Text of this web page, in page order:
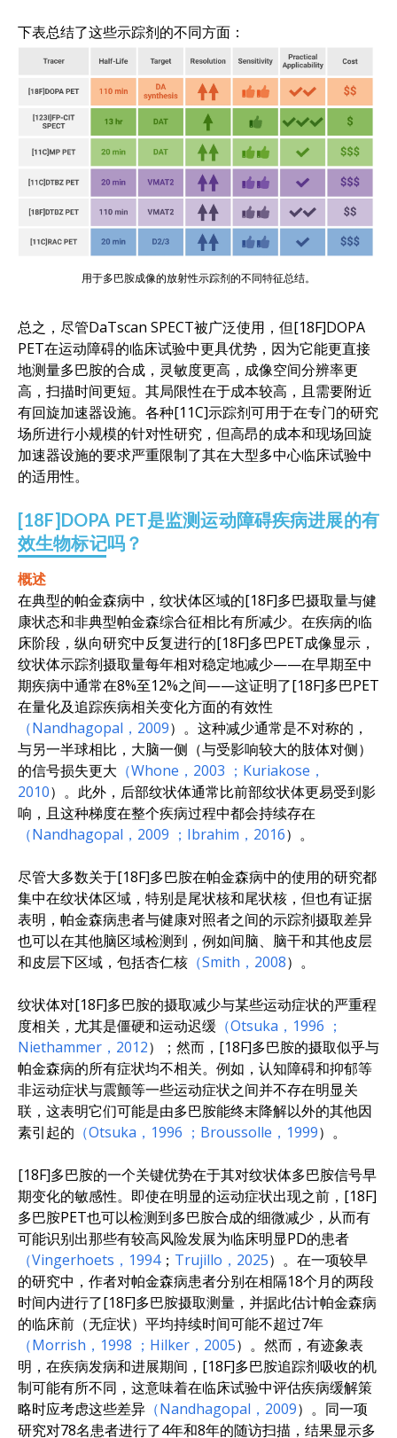
下表总结了这些示踪剂的不同方面：
用于多巴胺成像的放射性示踪剂的不同特征总结。
总之，尽管DaTscan SPECT被广泛使用，但[18F]DOPA
PET在运动障碍的临床试验中更具优势，因为它能更直接
地测量多巴胺的合成，灵敏度更高，成像空间分辨率更
高，扫描时间更短。其局限性在于成本较高，且需要附近
有回旋加速器设施。各种[11C]示踪剂可用于在专门的研究
场所进行小规模的针对性研究，但高昂的成本和现场回旋
加速器设施的要求严重限制了其在大型多中心临床试验中
的适用性。
[18F]DOPA PET是监测运动障碍疾病进展的有
效生物标记吗？
概述
在典型的帕金森病中，纹状体区域的[18F]多巴摄取量与健
康状态和非典型帕金森综合征相比有所减少。在疾病的临
床阶段，纵向研究中反复进行的[18F]多巴PET成像显示，
纹状体示踪剂摄取量每年相对稳定地减少——在早期至中
期疾病中通常在8%至12%之间——这证明了[18F]多巴PET
在量化及追踪疾病相关变化方面的有效性
（Nandhagopal，2009）。这种减少通常是不对称的，
与另一半球相比，大脑一侧（与受影响较大的肢体对侧）
的信号损失更大 （Whone，2003 ；Kuriakose，
2010）。此外，后部纹状体通常比前部纹状体更易受到影
响，且这种梯度在整个疾病过程中都会持续存在
（Nandhagopal，2009 ；Ibrahim，2016）。
尽管大多数关于[18F]多巴胺在帕金森病中的使用的研究都
集中在纹状体区域，特别是尾状核和尾状核，但也有证据
表明，帕金森病患者与健康对照者之间的示踪剂摄取差异
也可以在其他脑区域检测到，例如间脑、脑干和其他皮层
和皮层下区域，包括杏仁核 （Smith，2008）。
纹状体对[18F]多巴胺的摄取减少与某些运动症状的严重程
度相关，尤其是僵硬和运动迟缓 （Otsuka，1996 ；
Niethammer，2012）；然而，[18F]多巴胺的摄取似乎与
帕金森病的所有症状均不相关。例如，认知障碍和抑郁等
非运动症状与震颤等一些运动症状之间并不存在明显关
联，这表明它们可能是由多巴胺能终末降解以外的其他因
素引起的 （Otsuka，1996 ；Broussolle，1999）。
[18F]多巴胺的一个关键优势在于其对纹状体多巴胺信号早
期变化的敏感性。即使在明显的运动症状出现之前，[18F]
多巴胺PET也可以检测到多巴胺合成的细微减少，从而有
可能识别出那些有较高风险发展为临床明显PD的患者
（Vingerhoets，1994； Trujillo，2025）。在一项较早
的研究中，作者对帕金森病患者分别在相隔18个月的两段
时间内进行了[18F]多巴胺摄取测量，并据此估计帕金森病
的临床前（无症状）平均持续时间可能不超过7年
（Morrish，1998 ；Hilker，2005）。然而，有迹象表
明，在疾病发病和进展期间，[18F]多巴胺追踪剂吸收的机
制可能有所不同，这意味着在临床试验中评估疾病缓解策
略时应考虑这些差异 （Nandhagopal，2009）。同一项
研究对78名患者进行了4年和8年的随访扫描，结果显示多